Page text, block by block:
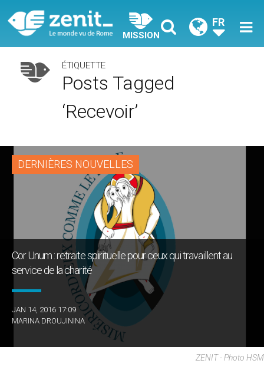
MISSION
FR
ÉTIQUETTE
Posts Tagged
‘recevoir’
DERNIÈRES NOUVELLES
Cor Unum : retraite spirituelle pour ceux qui travaillent au
service de la charité
JAN 14, 2016 17:09
MARINA DROUJININA
ZENIT - Photo HSM